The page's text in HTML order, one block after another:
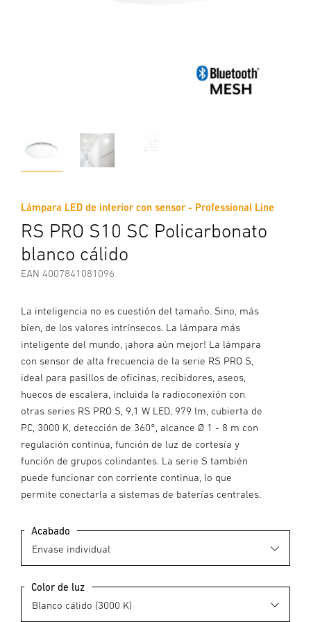
Lámpara LED de interior con sensor - Professional Line
RS PRO S10 SC Policarbonato
blanco cálido
EAN 4007841081096
La inteligencia no es cuestión del tamaño. Sino, más
bien, de los valores intrínsecos. La lámpara más
inteligente del mundo, ¡ahora aún mejor! La lámpara
con sensor de alta frecuencia de la serie RS PRO S,
ideal para pasillos de oficinas, recibidores, aseos,
huecos de escalera, incluida la radioconexión con
otras series RS PRO S, 9,1 W LED, 979 lm, cubierta de
PC, 3000 K, detección de 360°, alcance Ø 1 - 8 m con
regulación continua, función de luz de cortesía y
función de grupos colindantes. La serie S también
puede funcionar con corriente continua, lo que
permite conectarla a sistemas de baterías centrales.
Acabado
Color de luz